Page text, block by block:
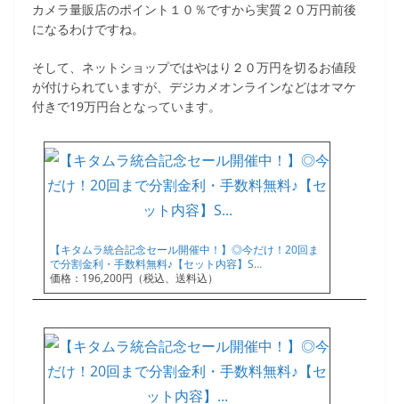
カメラ量販店のポイント１０％ですから実質２０万円前後
になるわけですね。
そして、ネットショップではやはり２０万円を切るお値段
が付けられていますが、デジカメオンラインなどはオマケ
付きで19万円台となっています。
【キタムラ統合記念セール開催中！】◎今だけ！20回ま
で分割金利・手数料無料♪【セット内容】S…
価格：196,200円（税込、送料込）